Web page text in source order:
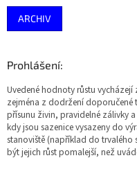
ARCHIV
Prohlášení:
Uvedené hodnoty růstu
zejména z dodržení doporučené
přísunu živin, pravidelné zálivky
kdy jsou sazenice vysazeny do
stanoviště (například do
být jejich růst pomalejší, než